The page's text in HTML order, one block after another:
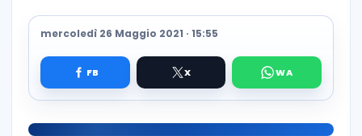
mercoledì 26 Maggio 2021 · 15:55